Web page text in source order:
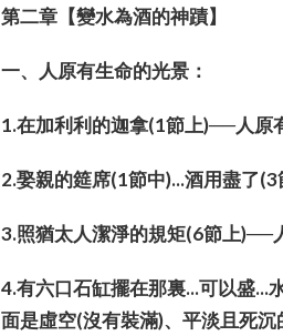
第二章【變水為酒的神蹟】
一、人原有生命的光景：
1.在加利利的迦拿(1節上)──人
2.娶親的筵席(1節中)...酒用盡
3.照猶太人潔淨的規矩(6節上
4.有六口石缸擺在那裏...可以盛
面是虛空(沒有裝滿)、平淡且死